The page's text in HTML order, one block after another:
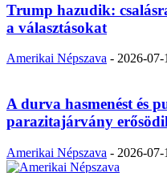
Trump hazudik:
a választásokat
Amerikai Népszava - 2026-07-
A durva hasmenést és
parazitajárvány
Amerikai Népszava - 2026-07-